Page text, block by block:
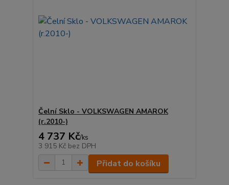
Čelní Sklo - VOLKSWAGEN AMAROK
(r.2010-)
4 737 Kč/ks
3 915 Kč bez DPH
Přidat do košíku